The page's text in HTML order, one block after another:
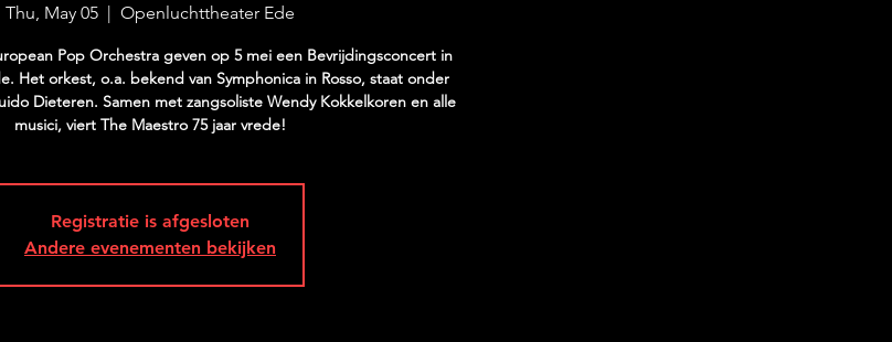
Thu, May 05
  |
Openluchttheater Ede
Pop Orchestra geven op 5 mei een Bevrijdingsconcert in
Het orkest, o.a. bekend van Symphonica in Rosso, staat onder
Dieteren. Samen met zangsoliste Wendy Kokkelkoren en alle
musici, viert The Maestro 75 jaar vrede!
Registratie is afgesloten
Andere evenementen bekijken